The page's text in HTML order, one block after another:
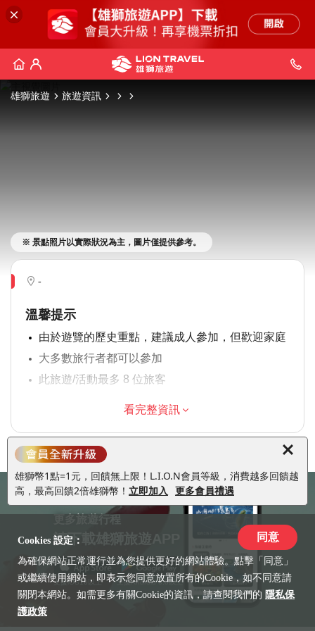
雄獅幣1點=1元，回饋無上限！L.I.O.N會員等級，消費越多回饋越
高，最高回饋2倍雄獅幣！ 立即加入 更多會員禮遇
雄獅旅遊 旅遊資訊
※ 景點照片以實際狀況為主，圖片僅提供參考。
-
溫馨提示
由於遊覽的歷史重點，建議成人參加，但歡迎家庭
大多數旅行者都可以參加
此旅遊/活動最多 8 位旅客
看完整資訊
請下載雄獅旅遊APP
支援iOS10以上 支援Android 6.0以上
Cookies 設定：
為確保網站正常運行並為您提供更好的網站體驗。點擊「同意」
或繼續使用網站，即表示您同意放置所有的Cookie，如不同意請
關閉本網站。如需更多有關Cookie的資訊，請查閱我們的 隱私保
護政策
同意